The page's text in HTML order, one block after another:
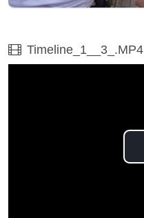
Film
Timeline_1__3_.MP4